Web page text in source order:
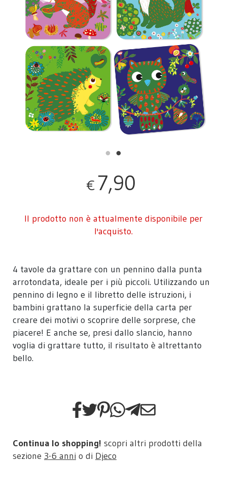
€ 7,90
Il prodotto non è attualmente disponibile per
l'acquisto.
4 tavole da grattare con un pennino dalla punta
arrotondata, ideale per i più piccoli. Utilizzando un
pennino di legno e il libretto delle istruzioni, i
bambini grattano la superficie della carta per
creare dei motivi o scoprire delle sorprese, che
piacere! E anche se, presi dallo slancio, hanno
voglia di grattare tutto, il risultato è altrettanto
bello.
Continua lo shopping! scopri altri prodotti della
sezione 3-6 anni o di Djeco